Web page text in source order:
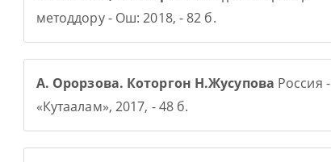
методдору - Ош: 2018, - 82 б.
А. Орорзова. Которгон Н.Жусупова Россия -
«Кутаалам», 2017, - 48 б.